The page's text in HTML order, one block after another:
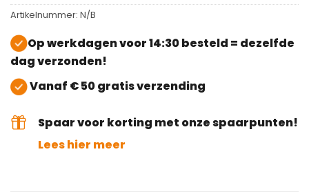
Artikelnummer: N/B
Op werkdagen voor 14:30 besteld = dezelfde
dag verzonden!
Vanaf € 50 gratis verzending
Spaar voor korting met onze spaarpunten!
Lees hier meer